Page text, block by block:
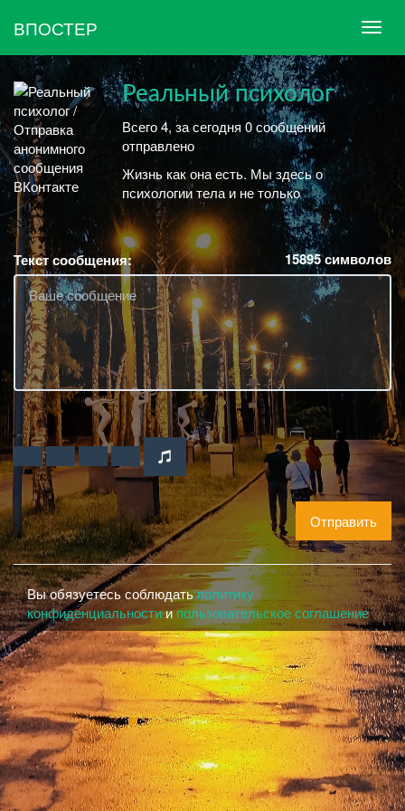
ВПОСТЕР
Реальный психолог
Всего 4, за сегодня 0 сообщений
отправлено
Жизнь как она есть. Мы здесь о
психологии тела и не только
Текст сообщения: 15895символов
Отправить
Вы обязуетесь соблюдатьполитику
конфиденциальностиипользовательское соглашение